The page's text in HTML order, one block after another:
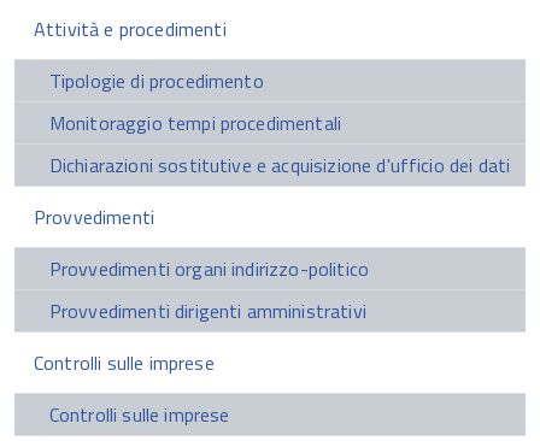
Attività e procedimenti
Tipologie di procedimento
Monitoraggio tempi procedimentali
Dichiarazioni sostitutive e acquisizione d'ufficio dei dati
Provvedimenti
Provvedimenti organi indirizzo-politico
Provvedimenti dirigenti amministrativi
Controlli sulle imprese
Controlli sulle imprese